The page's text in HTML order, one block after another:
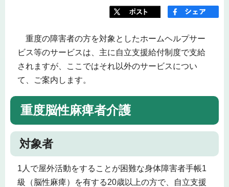
重度の障害者の方を対象としたホームヘルプサー
ビス等のサービスは、主に自立支援給付制度で支給
されますが、ここではそれ以外のサービスについ
て、ご案内します。
重度脳性麻痺者介護
対象者
1人で屋外活動をすることが困難な身体障害者手帳1
級（脳性麻痺）を有する20歳以上の方で、自立支援